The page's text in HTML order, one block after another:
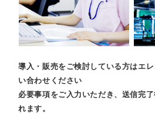
導入・販売をご検討している方はエ
い合わせください
必要事項をご入力いただき、送信完
れます。